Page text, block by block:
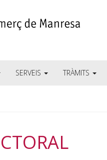
SERVEIS TRÀMITS